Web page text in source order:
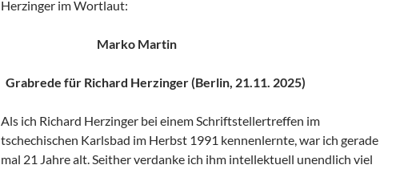
Herzinger im Wortlaut:
Marko Martin
Grabrede für Richard Herzinger (Berlin, 21.11. 2025)
Als ich Richard Herzinger bei einem Schriftstellertreffen im
tschechischen Karlsbad im Herbst 1991 kennenlernte, war ich gerade
mal 21 Jahre alt. Seither verdanke ich ihm intellektuell unendlich viel